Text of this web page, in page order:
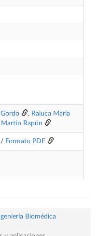
, Raluca Maria
Martín Rapún
/ Formato PDF
Biomédica